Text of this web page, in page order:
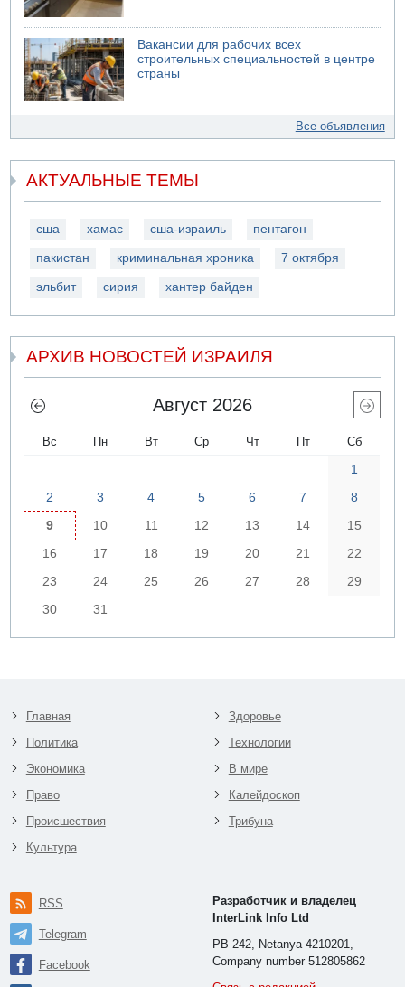
Вакансии для рабочих всех
строительных специальностей в центре
страны
Все объявления
АКТУАЛЬНЫЕ ТЕМЫ
сша хамас сша-израиль пентагон
пакистан криминальная хроника 7 октября
эльбит сирия хантер байден
АРХИВ НОВОСТЕЙ ИЗРАИЛЯ
Август 2026
Вс Пн Вт Ср Чт Пт Сб
1
2
3 4 5 6 7
8
9
10 11 12 13 14
15
16
17 18 19 20 21
22
23
24 25 26 27 28
29
30
31
Главная
Политика
Экономика
Право
Происшествия
Культура
Здоровье
Технологии
В мире
Калейдоскоп
Трибуна
RSS
Telegram
Facebook
Разработчик и владелец
InterLink Info Ltd
PB 242, Netanya 4210201,
Company number 512805862